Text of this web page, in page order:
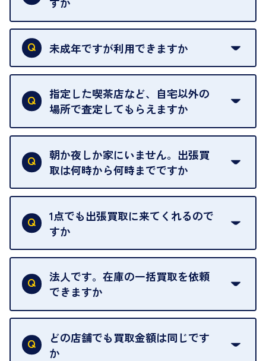
本人確認書類をご用意ください。ご利用になれる書
類はこちらをご確認ください。
未成年ですが利用できますか
18歳未満の方は、保護者の同意があってもご利用い
ただけません。
指定した喫茶店など、自宅以外の
場所で査定してもらえますか
ご自宅以外での査定はお引き受けできません。ご指
定のお店や、ほかのお客様への迷惑となることが考
えられるためです。
朝か夜しか家にいません。出張買
取は何時から何時までですか
ご訪問可能時間は、10時から19時です。
ただし、お品物の種類や量によっては対応させてい
ただくことがあります。
1点でも出張買取に来てくれるので
すか
はい。1点でもお伺いします。
法人です。在庫の一括買取を依頼
できますか
はい。喜んで承ります。出張買取をご利用くださ
い。
ご指定の場所にお伺いします。
どの店舗でも買取金額は同じです
か